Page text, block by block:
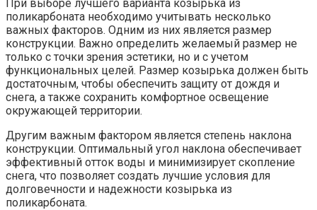
При выборе лучшего варианта козырька из
поликарбоната необходимо учитывать несколько
важных факторов. Одним из них является размер
конструкции. Важно определить желаемый размер не
только с точки зрения эстетики, но и с учетом
функциональных целей. Размер козырька должен быть
достаточным, чтобы обеспечить защиту от дождя и
снега, а также сохранить комфортное освещение
окружающей территории.
Другим важным фактором является степень наклона
конструкции. Оптимальный угол наклона обеспечивает
эффективный отток воды и минимизирует скопление
снега, что позволяет создать лучшие условия для
долговечности и надежности козырька из
поликарбоната.